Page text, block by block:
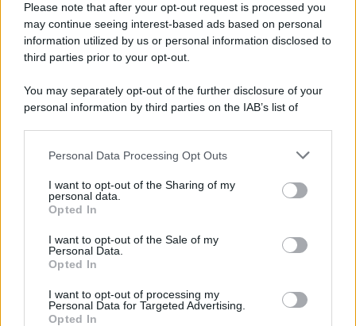
Please note that after your opt-out request is processed you
may continue seeing interest-based ads based on personal
information utilized by us or personal information disclosed to
third parties prior to your opt-out.
You may separately opt-out of the further disclosure of your
personal information by third parties on the IAB’s list of
This information may also be disclosed by us to third parties
disclose it to other third parties.
Please note that this website/app uses one or more Google
services and may gather and store information including but
not limited to your visit or usage behaviour. You may click to
grant or deny consent to Google and its third-party tags to
consent section.
Personal Data Processing Opt Outs
I want to opt-out of the Sharing of my
personal data.
Opted In
I want to opt-out of the Sale of my
Personal Data.
Opted In
I want to opt-out of processing my
Personal Data for Targeted Advertising.
Opted In